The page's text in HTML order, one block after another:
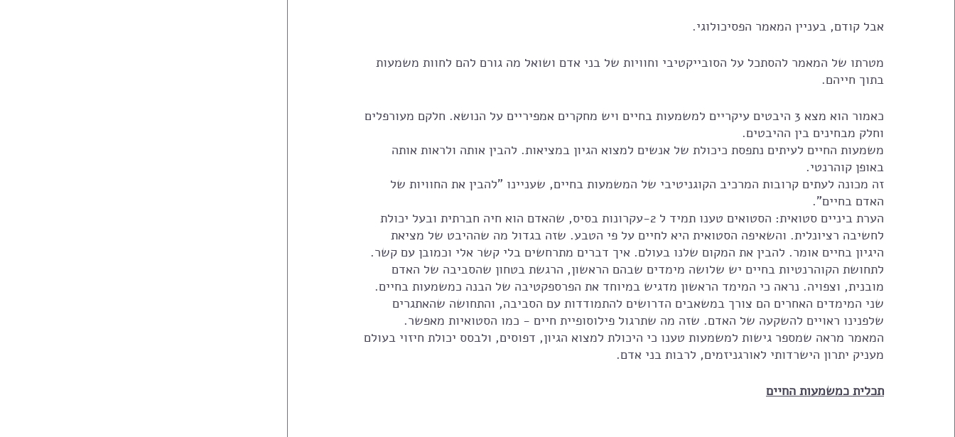
אבל קודם, בעניין המאמר הפסיכולוגי.
מטרתו של המאמר להסתכל על הסובייקטיבי וחוויות של בני אדם ושואל מה גורם להם לחוות משמעות
בתוך חייהם.
כאמור הוא מצא 3 היבטים עיקריים למשמעות בחיים ויש מחקרים אמפיריים על הנושא. חלקם מעורפלים
וחלק מבחינים בין ההיבטים.
משמעות החיים לעיתים נתפסת כיכולת של אנשים למצוא הגיון במציאות. להבין אותה ולראות אותה
באופן קוהרנטי.
זה מכונה לעתים קרובות המרכיב הקוגניטיבי של המשמעות בחיים, שעניינו "להבין את החוויות של
האדם בחיים".
הערת ביניים סטואית: הסטואים טענו תמיד ל 2-עקרונות בסיס, שהאדם הוא חיה חברתית ובעל יכולת
לחשיבה רציונלית. והשאיפה הסטואית היא לחיים על פי הטבע. שזה בגדול מה שההיבט של מציאת
היגיון בחיים אומר. להבין את המקום שלנו בעולם. איך דברים מתרחשים בלי קשר אלי וכמובן עם קשר.
לתחושת הקוהרנטיות בחיים יש שלושה מימדים שבהם הראשון, הרגשת בטחון שהסביבה של האדם
מובנית, וצפויה. נראה כי המימד הראשון מדגיש במיוחד את הפרספקטיבה של הבנה כמשמעות בחיים.
שני המימדים האחרים הם צורך במשאבים הדרושים להתמודדות עם הסביבה, והתחושה שהאתגרים
שלפנינו ראויים להשקעה של האדם. שזה מה שתרגול פילוסופיית חיים - כמו הסטואיות מאפשר.
המאמר מראה שמספר גישות למשמעות טענו כי היכולת למצוא הגיון, דפוסים, ולבסס יכולת חיזוי בעולם
מעניק יתרון הישרדותי לאורגניזמים, לרבות בני אדם.
תכלית כמשמעות החיים